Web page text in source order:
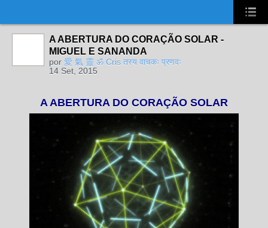
A ABERTURA DO CORAÇÃO SOLAR -
MIGUEL E SANANDA
por 愛 氣 靈 ॐ Cris तस्य वाचकः प्रणवः
14 Set, 2015
A ABERTURA DO CORAÇÃO SOLAR